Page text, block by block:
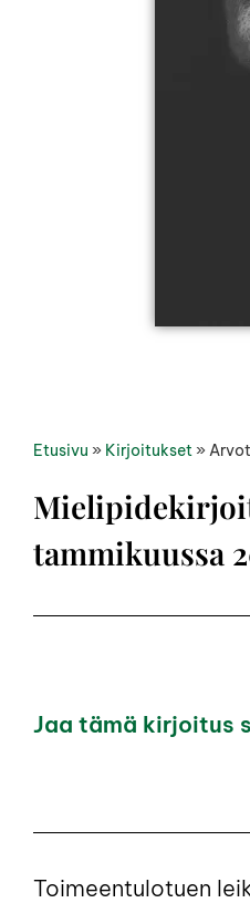
Etusivu » Kirjoitukset »
tammikuussa
Jaa tämä kirjoitus
Toimeentulotuen